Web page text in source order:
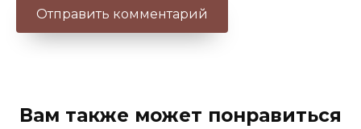
Вам также может понравиться